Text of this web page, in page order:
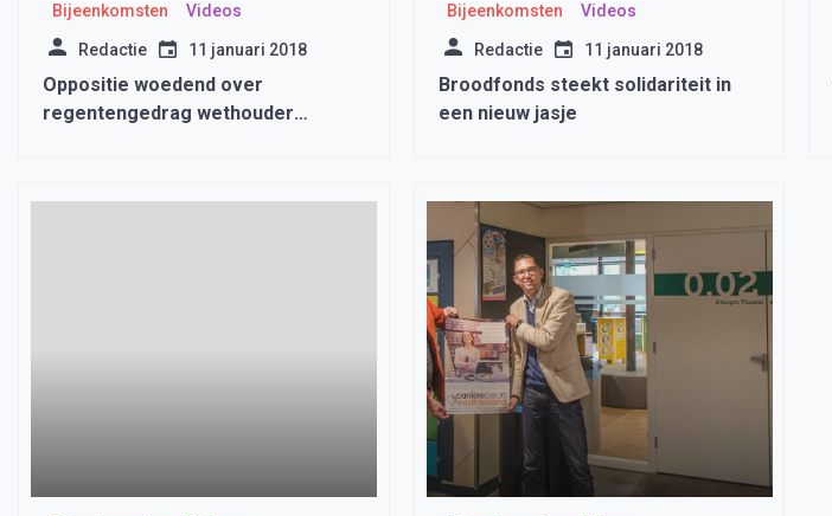
Bijeenkomsten Videos
Redactie 11 januari 2018
Oppositie woedend over
regentengedrag wethouder
Bijeenkomsten Videos
Redactie 11 januari 2018
Broodfonds steekt solidariteit in
een nieuw jasje